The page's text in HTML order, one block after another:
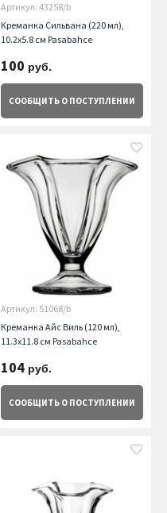
Артикул: 43258/b
Креманка Сильвана (220 мл),
10.2х5.8 см Pasabahce
100 руб.
СООБЩИТЬ О ПОСТУПЛЕНИИ
Артикул: 51068/b
Креманка Айс Виль (120 мл),
11.3х11.8 см Pasabahce
104 руб.
СООБЩИТЬ О ПОСТУПЛЕНИИ